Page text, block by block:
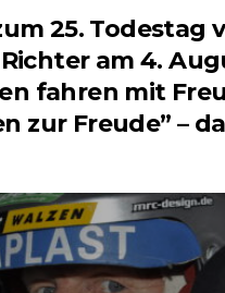
25. Todestag
Richter am 4.
fahren mit
zur Freude” –